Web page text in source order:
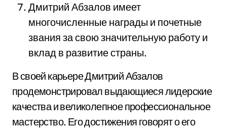
Дмитрий Абзалов имеет
многочисленные награды и почетные
звания за свою значительную работу и
вклад в развитие страны.
В своей карьере Дмитрий Абзалов
продемонстрировал выдающиеся лидерские
качества и великолепное профессиональное
мастерство. Его достижения говорят о его